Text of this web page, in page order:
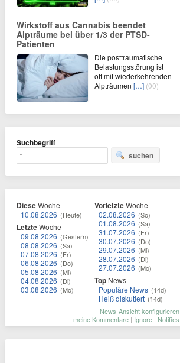
Wirkstoff aus Cannabis beendet
Alpträume bei über 1/3 der PTSD-
Patienten
Die posttraumatische
Belastungsstörung ist
oft mit wiederkehrenden
Alpträumen […] (00)
Suchbegriff
suchen
DieseWoche
10.08.2026 (Heute)
LetzteWoche
09.08.2026 (Gestern)
08.08.2026 (Sa)
07.08.2026 (Fr)
06.08.2026 (Do)
05.08.2026 (Mi)
04.08.2026 (Di)
03.08.2026 (Mo)
VorletzteWoche
02.08.2026 (So)
01.08.2026 (Sa)
31.07.2026 (Fr)
30.07.2026 (Do)
29.07.2026 (Mi)
28.07.2026 (Di)
27.07.2026 (Mo)
Top News
Populäre News (14d)
Heiß diskutiert (14d)
News-Ansicht konfigurieren
meine Kommentare | Ignore | Notifies